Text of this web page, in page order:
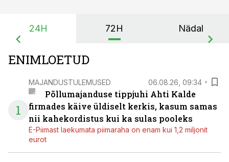
24H 72H Nädal
ENIMLOETUD
1
MAJANDUSTULEMUSED 06.08.26, 09:34
Põllumajanduse tippjuhi Ahti Kalde
firmades käive üldiselt kerkis, kasum samas
nii kahekordistus kui ka sulas pooleks
E-Piimast laekumata piimaraha on enam kui 1,2 miljonit
eurot